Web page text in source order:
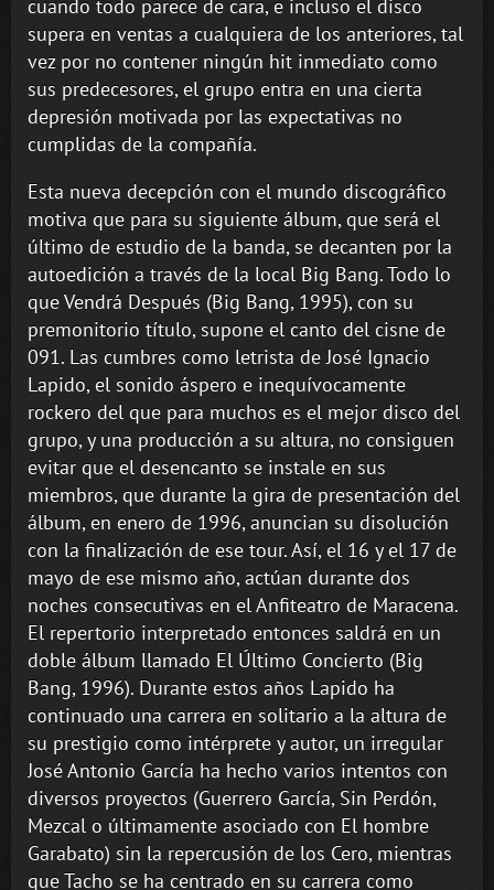
cuando todo parece de cara, e incluso el disco
supera en ventas a cualquiera de los anteriores, tal
vez por no contener ningún hit inmediato como
sus predecesores, el grupo entra en una cierta
depresión motivada por las expectativas no
cumplidas de la compañía.
Esta nueva decepción con el mundo discográfico
motiva que para su siguiente álbum, que será el
último de estudio de la banda, se decanten por la
autoedición a través de la local Big Bang. Todo lo
que Vendrá Después (Big Bang, 1995), con su
premonitorio título, supone el canto del cisne de
091. Las cumbres como letrista de José Ignacio
Lapido, el sonido áspero e inequívocamente
rockero del que para muchos es el mejor disco del
grupo, y una producción a su altura, no consiguen
evitar que el desencanto se instale en sus
miembros, que durante la gira de presentación del
álbum, en enero de 1996, anuncian su disolución
con la finalización de ese tour. Así, el 16 y el 17 de
mayo de ese mismo año, actúan durante dos
noches consecutivas en el Anfiteatro de Maracena.
El repertorio interpretado entonces saldrá en un
doble álbum llamado El Último Concierto (Big
Bang, 1996). Durante estos años Lapido ha
continuado una carrera en solitario a la altura de
su prestigio como intérprete y autor, un irregular
José Antonio García ha hecho varios intentos con
diversos proyectos (Guerrero García, Sin Perdón,
Mezcal o últimamente asociado con El hombre
Garabato) sin la repercusión de los Cero, mientras
que Tacho se ha centrado en su carrera como